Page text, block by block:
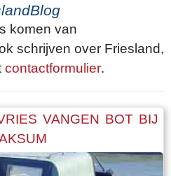
komen van
schrijven over Friesland,
contactformulier.
VANGEN BOT BIJ